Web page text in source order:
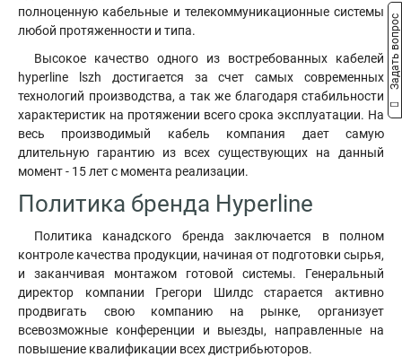
полноценную кабельные и телекоммуникационные системы
любой протяженности и типа.
Высокое качество одного из востребованных кабелей
hyperline lszh достигается за счет самых современных
технологий производства, а так же благодаря стабильности
характеристик на протяжении всего срока эксплуатации. На
весь производимый кабель компания дает самую
длительную гарантию из всех существующих на данный
момент - 15 лет с момента реализации.
Политика бренда Hyperline
Политика канадского бренда заключается в полном
контроле качества продукции, начиная от подготовки сырья,
и заканчивая монтажом готовой системы. Генеральный
директор компании Грегори Шилдс старается активно
продвигать свою компанию на рынке, организует
всевозможные конференции и выезды, направленные на
повышение квалификации всех дистрибьюторов.
Задать вопрос